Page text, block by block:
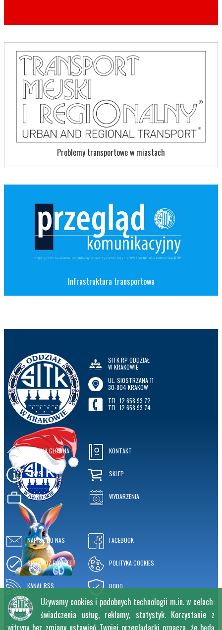
Problemy transportowe w miastach
Infrastruktura transportowa
SITK RP ODDZIAŁ
W KRAKOWIE
UL. SIOSTRZANA 11
30-804 KRAKÓW
TEL. 12 658 93 72
TEL. 12 658 93 74
STRONA GŁÓWNA
O NAS
OFERTA
KONTAKT
SKLEP
WYDARZENIA
NAPISZ DO NAS
SPRAWDŹ POCZTĘ
KANAŁ RSS
FACEBOOK
POLITYKA COOKIES
RODO
Używamy cookies i podobnych technologii m.in. w celach:
świadczenia usług, reklamy, statystyk. Korzystanie z
witryny bez zmiany ustawień Twojej przeglądarki oznacza, że będą